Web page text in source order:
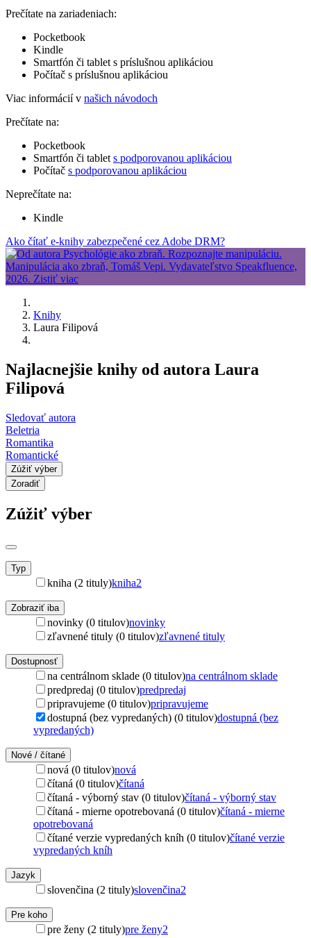
Prečítate na zariadeniach:
Pocketbook
Kindle
Smartfón či tablet s príslušnou aplikáciou
Počítač s príslušnou aplikáciou
Viac informácií v našich návodoch
Prečítate na:
Pocketbook
Smartfón či tablet s podporovanou aplikáciou
Počítač s podporovanou aplikáciou
Neprečítate na:
Kindle
Ako čítať e-knihy zabezpečené cez Adobe DRM?
Knihy
Laura Filipová
Najlacnejšie knihy od autora Laura
Filipová
Sledovať autora
Beletria
Romantika
Romantické
Zúžiť výber
Zoradiť
Zúžiť výber
Typ
kniha (2 tituly)kniha2
Zobraziť iba
novinky (0 titulov)novinky
zľavnené tituly (0 titulov)zľavnené tituly
Dostupnosť
na centrálnom sklade (0 titulov)na centrálnom sklade
predpredaj (0 titulov)predpredaj
pripravujeme (0 titulov)pripravujeme
dostupná (bez vypredaných) (0 titulov)dostupná (bez
vypredaných)
Nové / čítané
nová (0 titulov)nová
čítaná (0 titulov)čítaná
čítaná - výborný stav (0 titulov)čítaná - výborný stav
čítaná - mierne opotrebovaná (0 titulov)čítaná - mierne
opotrebovaná
čítané verzie vypredaných kníh (0 titulov)čítané verzie
vypredaných kníh
Jazyk
slovenčina (2 tituly)slovenčina2
Pre koho
pre ženy (2 tituly)pre ženy2